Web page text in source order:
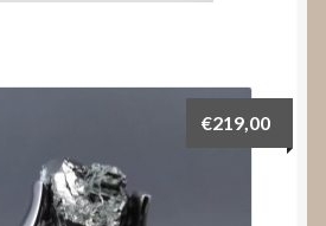
€219,00